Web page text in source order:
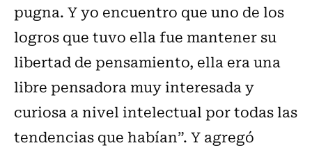
pugna. Y yo encuentro que uno de los
logros que tuvo ella fue mantener su
libertad de pensamiento, ella era una
libre pensadora muy interesada y
curiosa a nivel intelectual por todas las
tendencias que habían”. Y agregó